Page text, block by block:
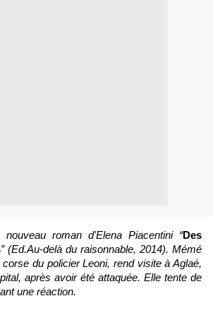
roman d'Elena Piacentini “Des
” (Ed.Au-delà du raisonnable, 2014). Mémé
du policier Leoni, rend visite à Aglaé,
après avoir été attaquée. Elle tente de
une réaction.